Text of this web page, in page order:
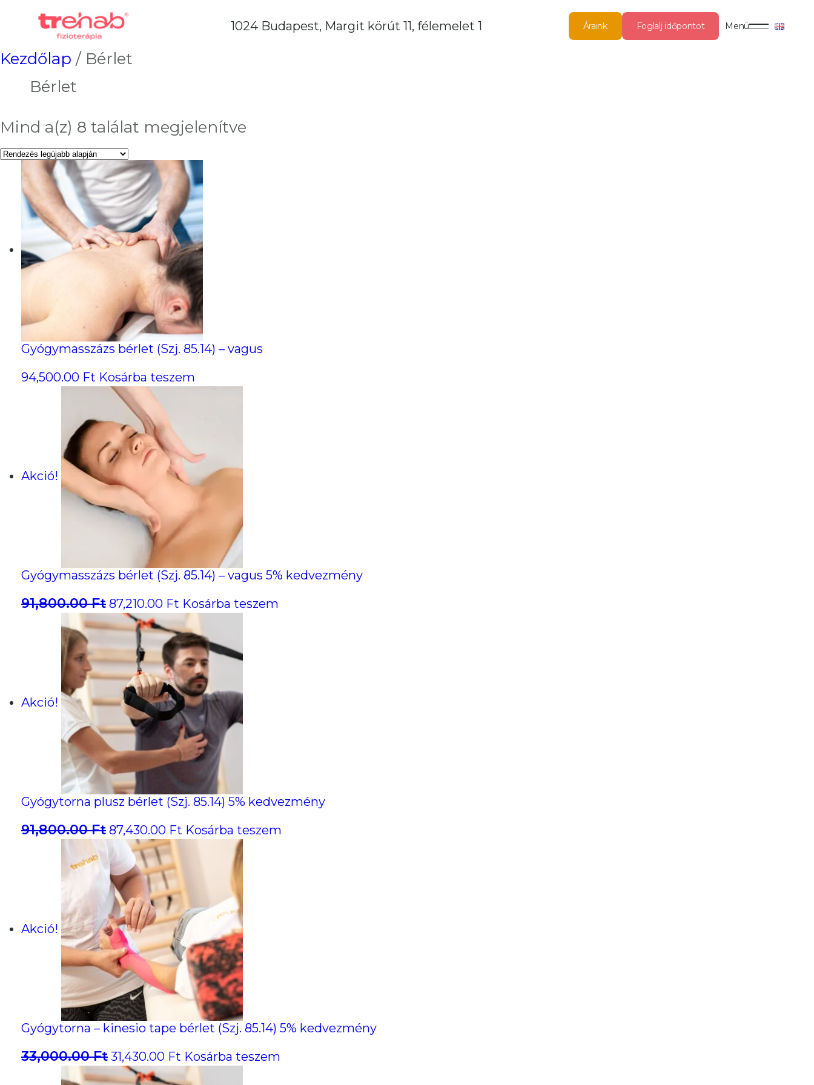
1024 Budapest, Margit körút 11, félemelet 1 Áraink Foglalj időpontot Menü
Kezdőlap / Bérlet
Bérlet
Mind a(z) 8 találat megjelenítve
Gyógymasszázs bérlet (Szj. 85.14) – vagus
94,500.00 Ft Kosárba teszem
Akció!
Gyógymasszázs bérlet (Szj. 85.14) – vagus 5% kedvezmény
91,800.00Ft Original
price
91,800.00 Ft.
87,210.00 Ft Current
price
is:
87,210.00 Ft.
Kosárba teszem
Akció!
Gyógytorna plusz bérlet (Szj. 85.14) 5% kedvezmény
91,800.00Ft Original
price
was:
91,800.00 Ft.
87,430.00 Ft Current
87,430.00 Ft.
Kosárba teszem
Akció!
Gyógytorna – kinesio tape bérlet (Szj. 85.14) 5% kedvezmény
33,000.00Ft Original
price
31,430.00 Ft Current
price
Kosárba teszem